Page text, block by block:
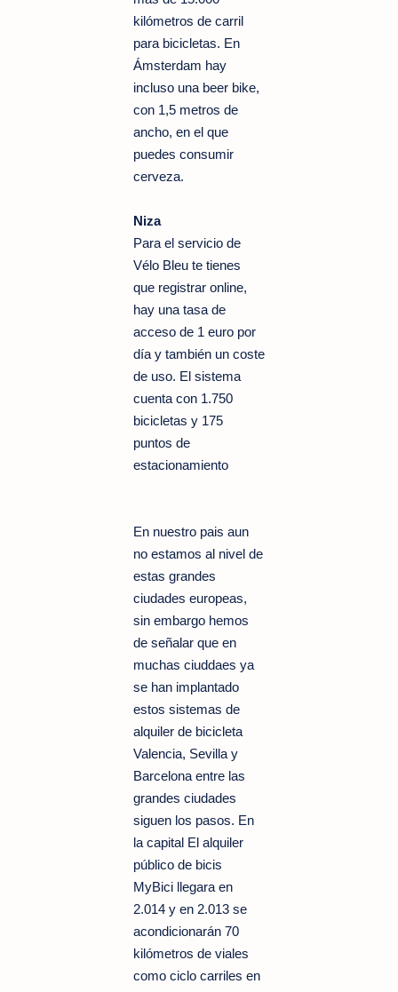
kilómetros de carril
para bicicletas. En
Ámsterdam hay
incluso una beer bike,
con 1,5 metros de
ancho, en el que
puedes consumir
cerveza.
Niza
Para el servicio de
Vélo Bleu te tienes
que registrar online,
hay una tasa de
acceso de 1 euro por
día y también un coste
de uso. El sistema
cuenta con 1.750
bicicletas y 175
puntos de
estacionamiento
En nuestro pais aun
no estamos al nivel de
estas grandes
ciudades europeas,
sin embargo hemos
de señalar que en
muchas ciuddaes ya
se han implantado
estos sistemas de
alquiler de bicicleta
Valencia, Sevilla y
Barcelona entre las
grandes ciudades
siguen los pasos. En
la capital El alquiler
público de bicis
MyBici llegara en
2.014 y en 2.013 se
acondicionarán 70
kilómetros de viales
como ciclo carriles en